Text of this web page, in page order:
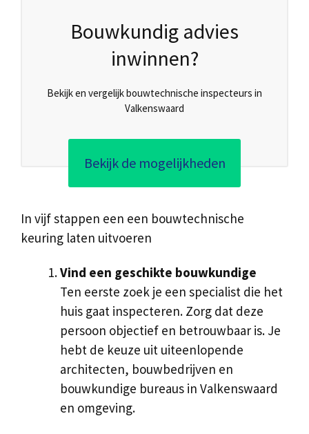
Bouwkundig advies
inwinnen?
Bekijk en vergelijk bouwtechnische inspecteurs in
Valkenswaard
Bekijk de mogelijkheden
In vijf stappen een een bouwtechnische
keuring laten uitvoeren
Vind een geschikte bouwkundige
Ten eerste zoek je een specialist die het
huis gaat inspecteren. Zorg dat deze
persoon objectief en betrouwbaar is. Je
hebt de keuze uit uiteenlopende
architecten, bouwbedrijven en
bouwkundige bureaus in Valkenswaard
en omgeving.